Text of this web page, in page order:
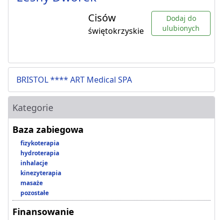
Cisów
świętokrzyskie
Dodaj do
ulubionych
BRISTOL **** ART Medical SPA
Kategorie
Baza zabiegowa
fizykoterapia
hydroterapia
inhalacje
kinezyterapia
masaże
pozostałe
Finansowanie